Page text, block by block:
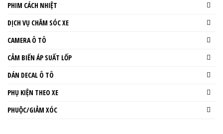
PHIM CÁCH NHIỆT
DỊCH VỤ CHĂM SÓC XE
CAMERA Ô TÔ
CẢM BIẾN ÁP SUẤT LỐP
DÁN DECAL Ô TÔ
PHỤ KIỆN THEO XE
PHUỘC/GIẢM XÓC